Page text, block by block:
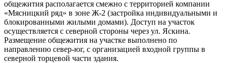
общежития располагается смежно с территорией компании
«Мясницкий ряд» в зоне Ж-2 (застройка индивидуальными и
блокированными жилыми домами). Доступ на участок
осуществляется с северной стороны через ул. Яскина.
Размещение общежития на участке выполнено по
направлению север-юг, с организацией входной группы в
северной торцевой части здания.